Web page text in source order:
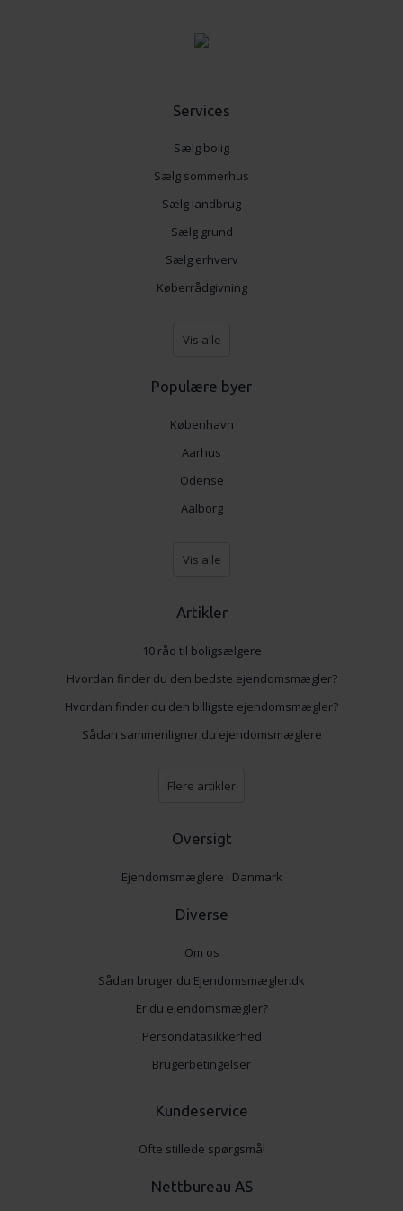
de har indsamlet fra din brug af deres tjenester.
Services
Sælg bolig
Sælg sommerhus
Sælg landbrug
Sælg grund
Sælg erhverv
Køberrådgivning
Vis alle
Populære byer
København
Aarhus
Odense
Aalborg
Vis alle
Artikler
10 råd til boligsælgere
Hvordan finder du den bedste ejendomsmægler?
Hvordan finder du den billigste ejendomsmægler?
Sådan sammenligner du ejendomsmæglere
Flere artikler
Oversigt
Ejendomsmæglere i Danmark
Diverse
Om os
Sådan bruger du Ejendomsmægler.dk
Er du ejendomsmægler?
Persondatasikkerhed
Brugerbetingelser
Kundeservice
Ofte stillede spørgsmål
Nettbureau AS